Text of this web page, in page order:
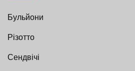
Бульйони
Різотто
Сендвічі